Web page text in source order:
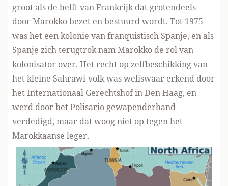
groot als de helft van Frankrijk dat grotendeels
door Marokko bezet en bestuurd wordt. Tot 1975
was het een kolonie van franquistisch Spanje, en als
Spanje zich terugtrok nam Marokko de rol van
kolonisator over. Het recht op zelfbeschikking van
het kleine Sahrawi-volk was weliswaar erkend door
het Internationaal Gerechtshof in Den Haag, en
werd door het Polisario gewapenderhand
verdedigd, maar dat woog niet op tegen het
Marokkaanse leger.